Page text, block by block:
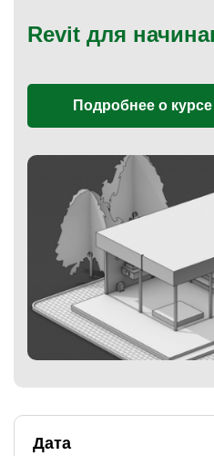
Revit для
Подробнее о курсе
Дата